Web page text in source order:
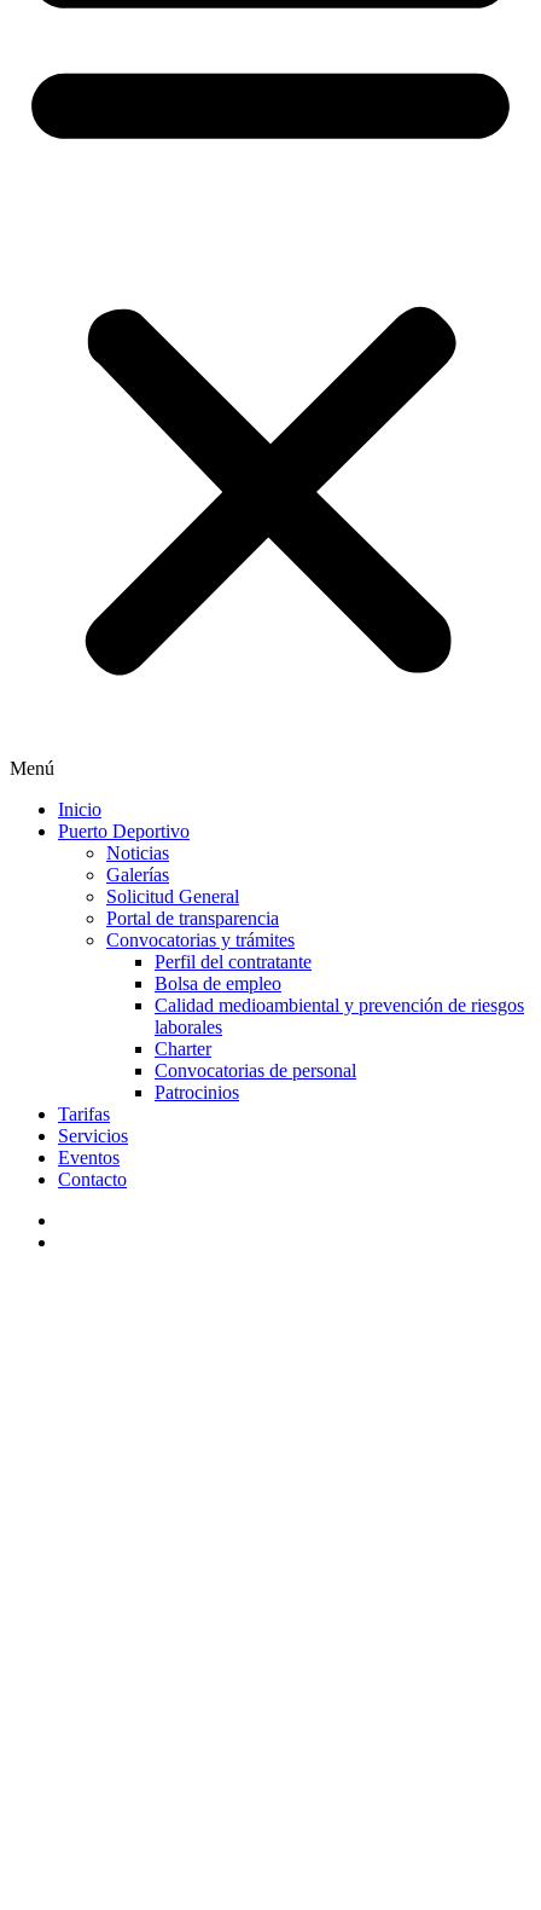
Menú
Inicio
Puerto Deportivo
Noticias
Galerías
Solicitud General
Portal de transparencia
Convocatorias y trámites
Perfil del contratante
Bolsa de empleo
Calidad medioambiental y prevención de riesgos
laborales
Charter
Convocatorias de personal
Patrocinios
Tarifas
Servicios
Eventos
Contacto